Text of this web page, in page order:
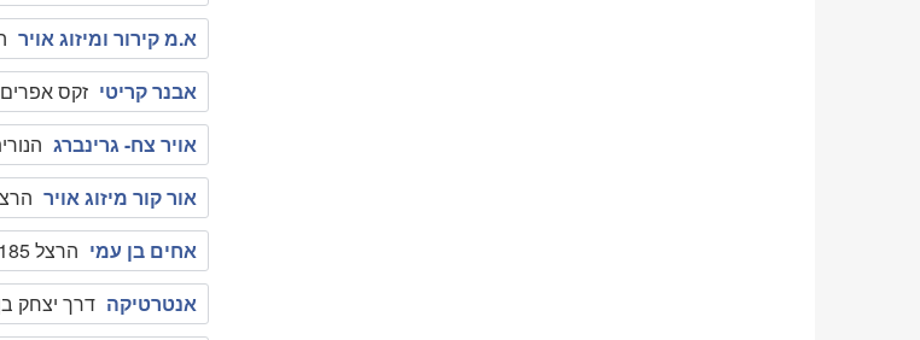
א.מ קירור ומיזוג אויר
אבנר קריטי זקס אפרים 26 רחובות , 0505288386
אויר צח- גרינברג הנורית 2, קרית ההגנה
אור קור מיזוג אויר הרצל 193 רחובות ,
אחים בן עמי הרצל 185 רחובות , 089466688
אנטרטיקה דרך יצחק בן ארי 10 רחובות